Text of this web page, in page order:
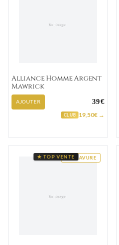
Alliance Homme Argent
Mawrick
AJOUTER 39€
CLUB 19,50€ →
GRAVURE
★ TOP VENTE